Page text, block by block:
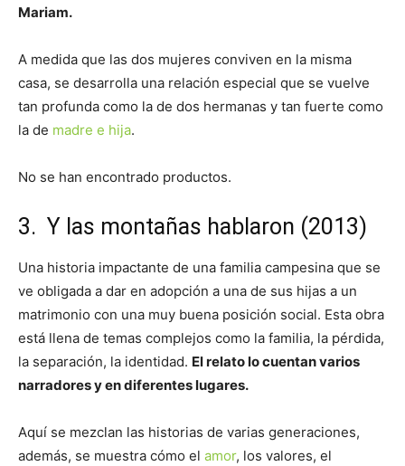
Mariam.
A medida que las dos mujeres conviven en la misma
casa, se desarrolla una relación especial que se vuelve
tan profunda como la de dos hermanas y tan fuerte como
la de madre e hija.
No se han encontrado productos.
3. Y las montañas hablaron (2013)
Una historia impactante de una familia campesina que se
ve obligada a dar en adopción a una de sus hijas a un
matrimonio con una muy buena posición social. Esta obra
está llena de temas complejos como la familia, la pérdida,
la separación, la identidad. El relato lo cuentan varios
narradores y en diferentes lugares.
Aquí se mezclan las historias de varias generaciones,
además, se muestra cómo el amor, los valores, el